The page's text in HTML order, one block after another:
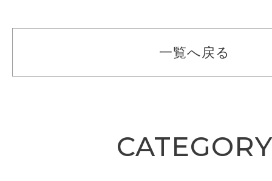
一覧へ戻る
CATEGORY